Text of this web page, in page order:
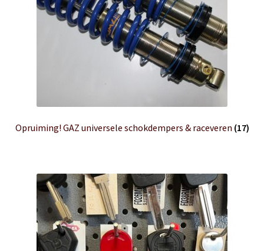
Opruiming! GAZ universele schokdempers & raceveren (17)